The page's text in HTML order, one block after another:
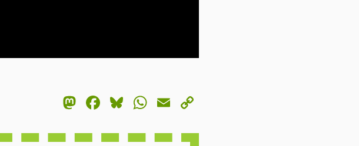
Mastodon
Facebook
Bluesky
WhatsApp
Email